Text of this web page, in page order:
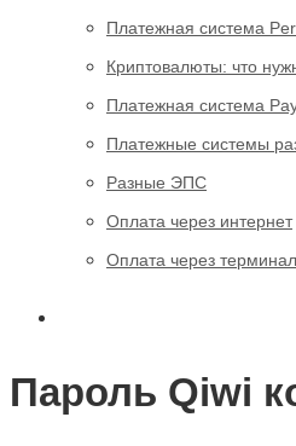
Платежная система
Криптовалюты: что
Платежная система
Платежные системы
Разные ЭПС
Оплата через интернет
Оплата через терминал
Пароль Qiwi